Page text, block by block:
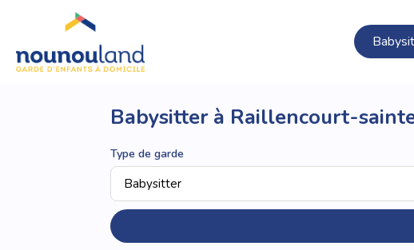
Babysitter à Raillencourt-
Type de garde